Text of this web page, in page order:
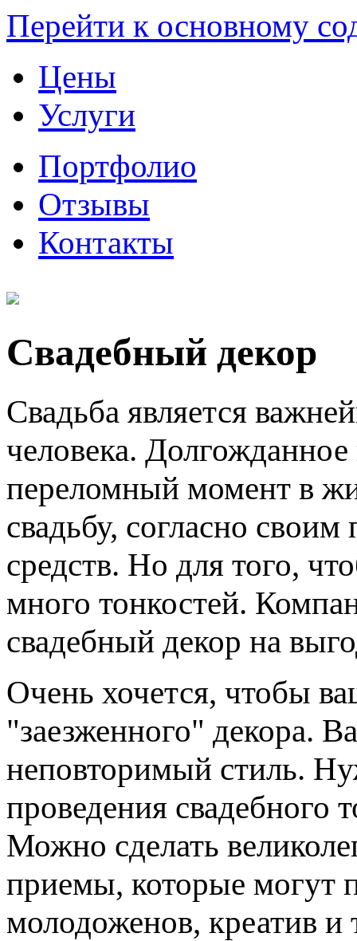
Перейти к основному
Цены
Услуги
Портфолио
Отзывы
Контакты
Свадебный декор
Свадьба является
человека.
переломный момент в
свадьбу, согласно
средств. Но для того,
много тонкостей.
свадебный декор на
Очень хочется, чтобы
"заезженного" декора.
неповторимый стиль.
проведения свадебного
Можно сделать
приемы, которые могут
молодоженов, креатив и